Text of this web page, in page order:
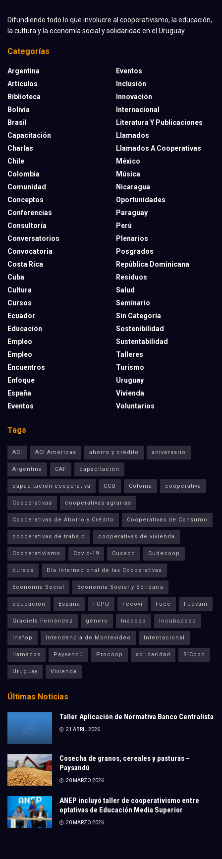
Difundiendo todo lo que involucre al cooperativismo, la educación,
la cultura y la economía social y solidaridad en el Uruguay.
Categorías
Argentina
Artículos
Biblioteca
Bolivia
Brasil
Capacitación
Charlas
Chile
Colombia
Comunidad
Conceptos
Conferencias
Consultoría
Conversatorios
Convocatoria
Costa Rica
Cuba
Cultura
Cursos
Ecuador
Educación
Empleo
Empleo
Encuentros
Enfoque
España
Eventos
Eventos
Inclusión
Innovación
Internacional
Literatura Y Publicaciones
Llamados
Llamados A Cooperativas
México
Música
Nicaragua
Oportunidades
Paraguay
Perú
Plenarios
Posgrados
República Dominicana
Residuos
Salud
Seminario
Sin Categoría
Sostenibilidad
Sustentabilidad
Talleres
Turismo
Uruguay
Vivienda
Voluntarios
Tags
ACI ACI Americas ahorro y crédito aniversario
Argentina CAF capacitación
capacitación cooperativa CCU Colonia cooperativa
Cooperativas cooperativas agrarias
Cooperativas de Ahorro y Crédito Cooperativas de Consumo
cooperativas de trabajo cooperativas de vivienda
Cooperativismo Covid-19 Cucacc Cudecoop
cursos Día Internacional de las Cooperativas
Economía Social Economía Social y Solidaria
educación España FCPU Fecovi Fucc Fucvam
Graciela Fernández género Inacoop Incubacoop
Inefop Intendencia de Montevideo Internacional
llamados Paysandú Procoop solidaridad SíCoop
Uruguay Vivienda
Últimas Noticias
Taller Aplicación de Normativa Banco Centralista
21 ABRIL 2026
Cosecha de granos, cereales y pasturas –
Paysandú
20 MARZO 2026
ANEP incluyó taller de cooperativismo entre
optativas de Educación Media Superior
20 MARZO 2026